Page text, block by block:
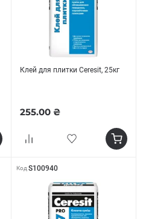
Клей для плитки Сeresit, 25кг
255.00 ₴
Код S100940